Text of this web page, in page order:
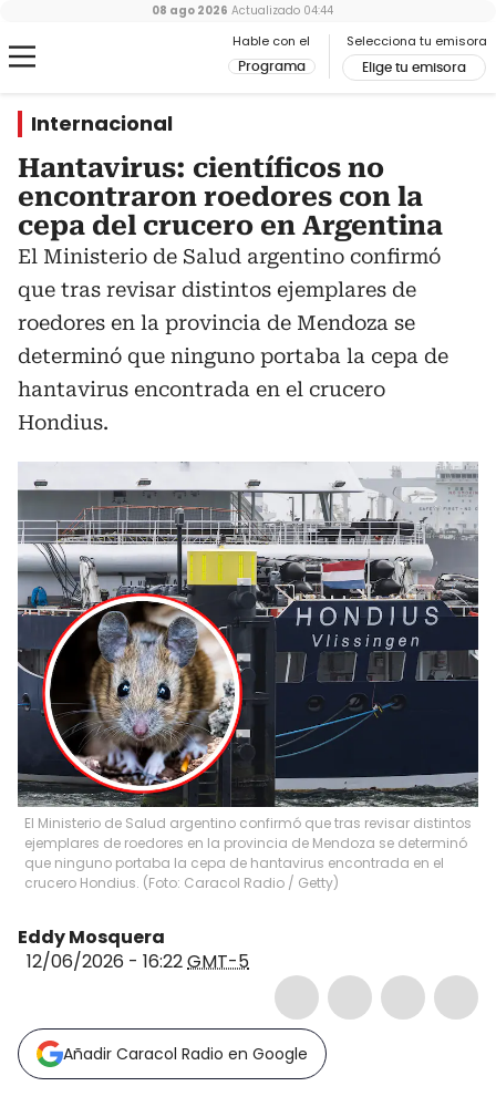
Hable con el
Programa
Selecciona tu emisora
Elige tu emisora
08 ago 2026 Actualizado 04:44
Internacional
Hantavirus: científicos no
encontraron roedores con la
cepa del crucero en Argentina
El Ministerio de Salud argentino confirmó
que tras revisar distintos ejemplares de
roedores en la provincia de Mendoza se
determinó que ninguno portaba la cepa de
hantavirus encontrada en el crucero
Hondius.
El Ministerio de Salud argentino confirmó que tras revisar distintos
ejemplares de roedores en la provincia de Mendoza se determinó
que ninguno portaba la cepa de hantavirus encontrada en el
crucero Hondius. (Foto: Caracol Radio / Getty)
Eddy Mosquera
12/06/2026 - 16:22GMT-5
Añadir Caracol Radio en Google